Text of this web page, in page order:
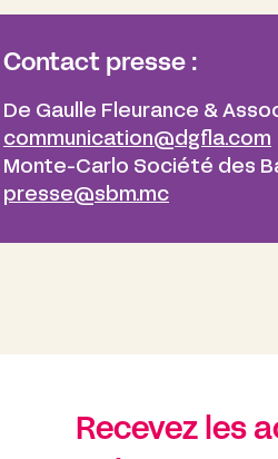
Contact presse :
De Gaulle Fleurance &
communication@dgfla.com
Monte-Carlo Société des
presse@sbm.mc
Recevez les